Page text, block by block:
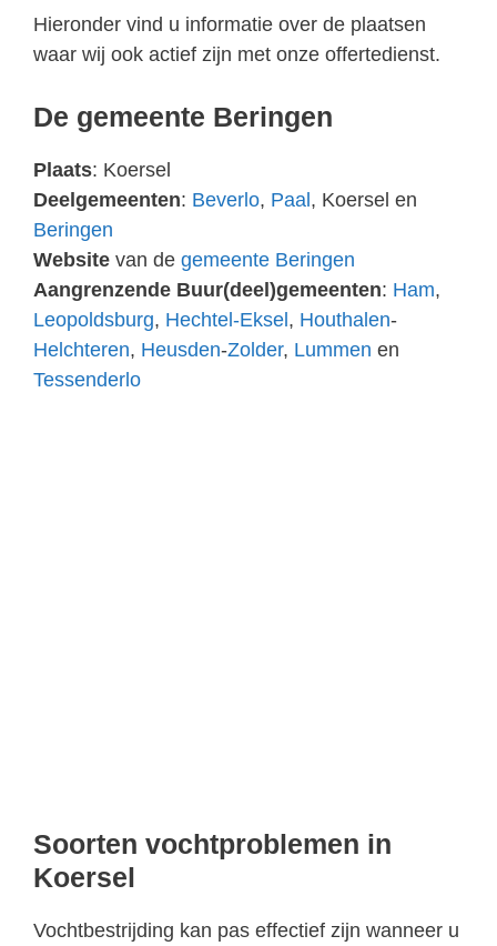
Hieronder vind u informatie over de plaatsen
waar wij ook actief zijn met onze offertedienst.
De gemeente Beringen
Plaats: Koersel
Deelgemeenten: Beverlo, Paal , Koersel en
Beringen
Website van de gemeente Beringen
Aangrenzende Buur(deel)gemeenten: Ham,
Leopoldsburg, Hechtel-Eksel , Houthalen-
Helchteren, Heusden-Zolder, Lummen en
Tessenderlo
Soorten vochtproblemen in
Koersel
Vochtbestrijding kan pas effectief zijn wanneer u